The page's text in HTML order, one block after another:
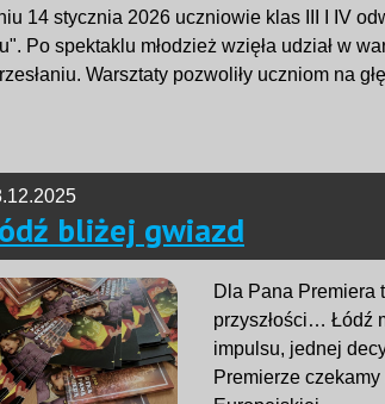
14 stycznia 2026 uczniowie klas III I IV
Po spektaklu młodzież wzięła udział w
Warsztaty pozwoliły uczniom na
bliżej gwiazd
Dla Pana Premiera
przyszłości… Łódź
impulsu, jednej
Premierze